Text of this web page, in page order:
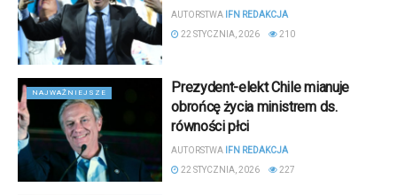
AUTORSTWA
IFN REDAKCJA
22 STYCZNIA, 2026
210
NAJWAŻNIEJSZE
Prezydent-elekt Chile mianuje
obrońcę życia ministrem ds.
równości płci
AUTORSTWA
IFN REDAKCJA
22 STYCZNIA, 2026
227